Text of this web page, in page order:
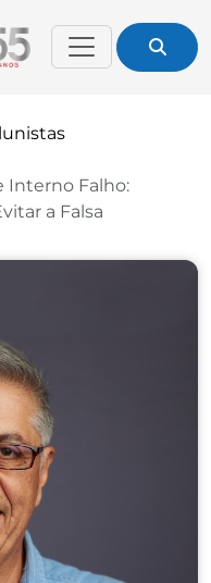
Interno Falho:
a Falsa